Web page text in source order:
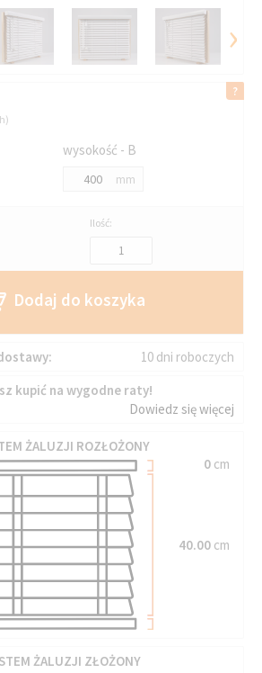
›
wysokość - B
mm
Ilość:
Dodaj do koszyka
10 dni roboczych
kupić na wygodne raty!
Dowiedz się więcej
ŻALUZJI ROZŁOŻONY
0cm
40.00cm
ŻALUZJI ZŁOŻONY